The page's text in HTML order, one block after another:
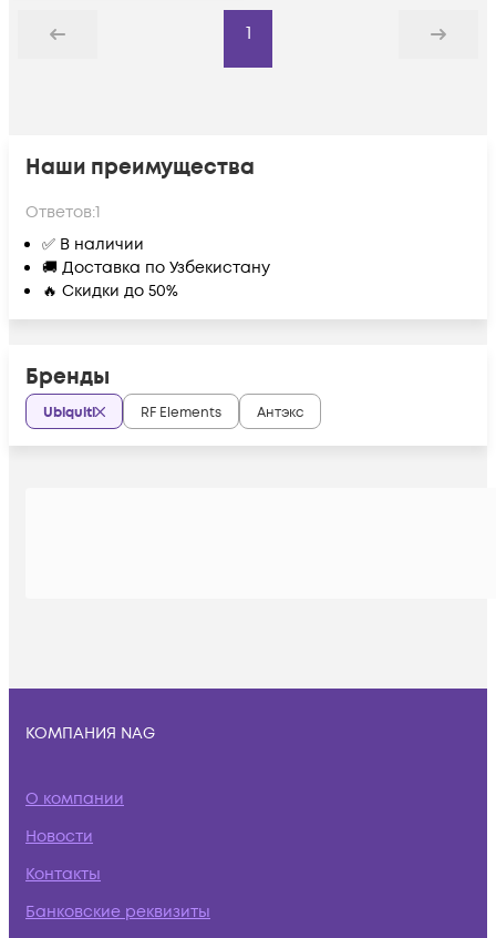
Назад
1
Дальше
Наши преимущества
Ответов:1
✅ В наличии
🚚 Доставка по Узбекистану
🔥 Скидки до 50%
Бренды
Ubiquiti RF Elements Антэкс
КОМПАНИЯ NAG
О компании
Новости
Контакты
Банковские реквизиты